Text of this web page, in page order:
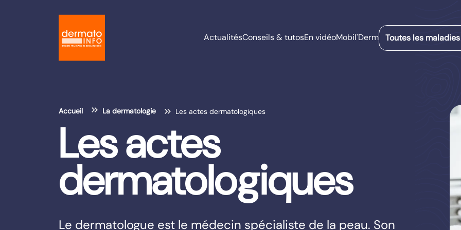
ActualitésConseils & tutosEn vidéoMobil'Derm Toutes les maladies
Accueil La dermatologie Les actes dermatologiques
Les actes
dermatologiques
Le dermatologue est le médecin spécialiste de la peau. Son